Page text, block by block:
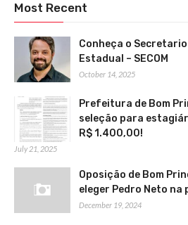
Most Recent
Conheça o
Estadual – SECOM
October 14, 2025
Prefeitura de Bom
seleção para
R$ 1.400,00!
July 21, 2025
Oposição de Bom
eleger Pedro Neto na
December 19, 2024